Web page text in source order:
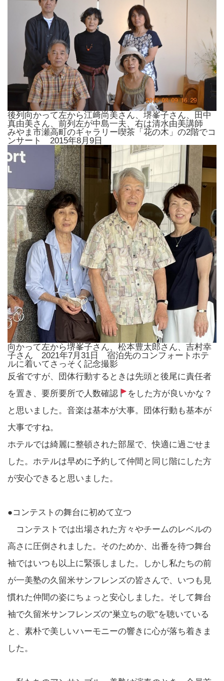
後列向かって左から江﨑尚美さん、堺峯子さん、田中
真由美さん、前列左が中島一夫、右は清水由美講師
みやま市瀬高町のギャラリー喫茶「花の木」の2階でコ
ンサート 2015年8月9日
向かって左から堺峯子さん、松本豊太郎さん、吉村幸
子さん 2021年7月31日 宿泊先のコンフォートホテ
ルに着いてさっそく記念撮影
反省ですが、団体行動するときは先頭と後尾に責任者
を置き、要所要所で人数確認
をした方が良いかな？
と思いました。音楽は基本が大事。団体行動も基本が
大事ですね。
ホテルでは綺麗に整頓された部屋で、快適に過ごせま
した。ホテルは早めに予約して仲間と同じ階にした方
が安心できると思いました。
●コンテストの舞台に初めて立つ
コンテストでは出場された方々やチームのレベルの
高さに圧倒されました。そのためか、出番を待つ舞台
袖ではいつも以上に緊張しました。しかし私たちの前
が一美塾の久留米サンフレンズの皆さんで、いつも見
慣れた仲間の姿にちょっと安心しました。そして舞台
袖で久留米サンフレンズの“巣立ちの歌”を聴いている
と、素朴で美しいハーモニーの響きに心が落ち着きま
した。